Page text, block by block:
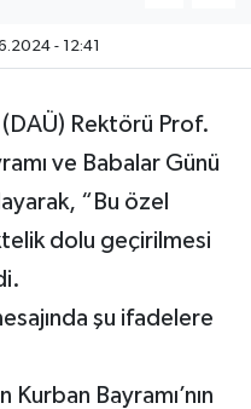
- 12:41
Rektörü Prof.
ve Babalar Günü
“Bu özel
dolu geçirilmesi
şu ifadelere
Kurban Bayramı’nın